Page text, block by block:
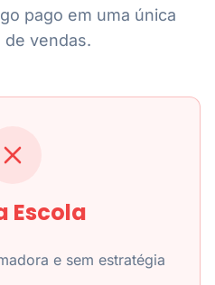
pago em uma única
de vendas.
Escola
e sem estratégia